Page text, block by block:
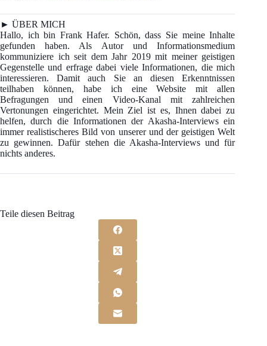
► ÜBER MICH
Hallo, ich bin Frank Hafer. Schön, dass Sie meine Inhalte
gefunden haben. Als Autor und Informationsmedium
kommuniziere ich seit dem Jahr 2019 mit meiner geistigen
Gegenstelle und erfrage dabei viele Informationen, die mich
interessieren. Damit auch Sie an diesen Erkenntnissen
teilhaben können, habe ich eine Website mit allen
Befragungen und einen Video-Kanal mit zahlreichen
Vertonungen eingerichtet. Mein Ziel ist es, Ihnen dabei zu
helfen, durch die Informationen der Akasha-Interviews ein
immer realistischeres Bild von unserer und der geistigen Welt
zu gewinnen. Dafür stehen die Akasha-Interviews und für
nichts anderes.
Teile diesen Beitrag